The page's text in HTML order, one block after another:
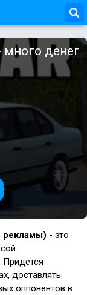
много денег
рекламы) - это
Придется
доставлять
оппонентов в